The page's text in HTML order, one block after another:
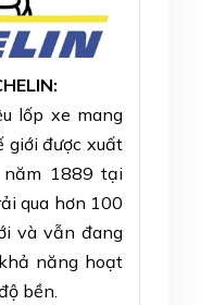
lốp xe mang
giới được xuất
1889 tại
qua hơn 100
và vẫn đang
năng hoạt
bền.